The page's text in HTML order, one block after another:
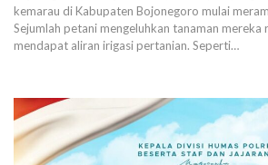
kemarau di Kabupaten Bojonegoro mulai
Sejumlah petani mengeluhkan tanaman mereka
mendapat aliran irigasi pertanian. Seperti…